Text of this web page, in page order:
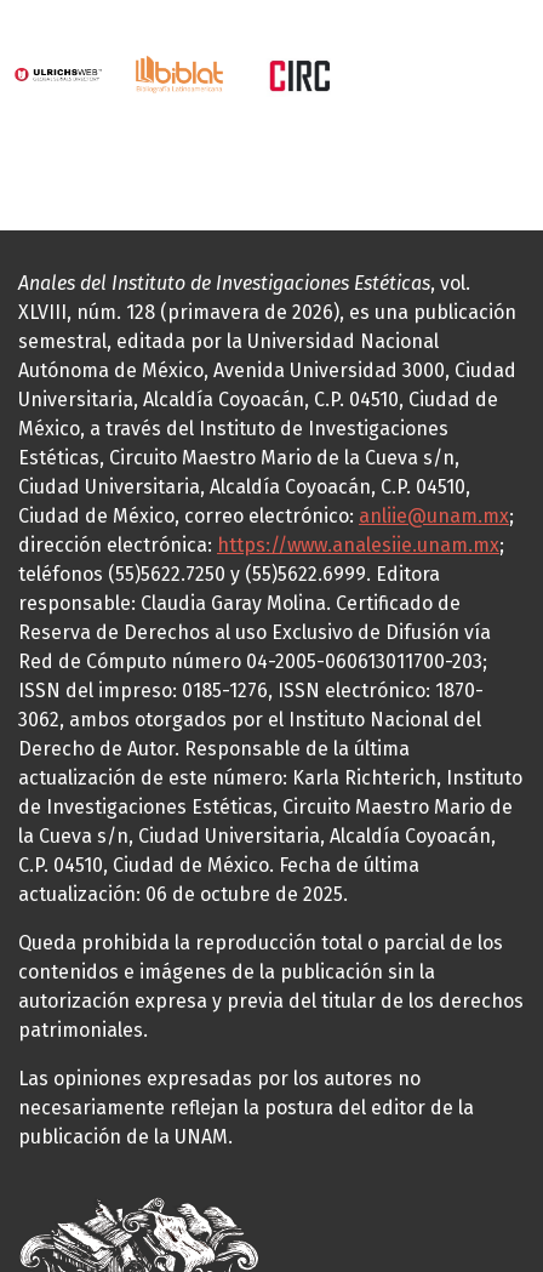
Anales del Instituto de Investigaciones Estéticas, vol.
XLVIII, núm. 128 (primavera de 2026), es una publicación
semestral, editada por la Universidad Nacional
Autónoma de México, Avenida Universidad 3000, Ciudad
Universitaria, Alcaldía Coyoacán, C.P. 04510, Ciudad de
México, a través del Instituto de Investigaciones
Estéticas, Circuito Maestro Mario de la Cueva s/n,
Ciudad Universitaria, Alcaldía Coyoacán, C.P. 04510,
Ciudad de México, correo electrónico: anliie@unam.mx;
dirección electrónica: https://www.analesiie.unam.mx;
teléfonos (55)5622.7250 y (55)5622.6999. Editora
responsable: Claudia Garay Molina. Certificado de
Reserva de Derechos al uso Exclusivo de Difusión vía
Red de Cómputo número 04-2005-060613011700-203;
ISSN del impreso: 0185-1276, ISSN electrónico: 1870-
3062, ambos otorgados por el Instituto Nacional del
Derecho de Autor. Responsable de la última
actualización de este número: Karla Richterich, Instituto
de Investigaciones Estéticas, Circuito Maestro Mario de
la Cueva s/n, Ciudad Universitaria, Alcaldía Coyoacán,
C.P. 04510, Ciudad de México. Fecha de última
actualización: 06 de octubre de 2025.
Queda prohibida la reproducción total o parcial de los
contenidos e imágenes de la publicación sin la
autorización expresa y previa del titular de los derechos
patrimoniales.
Las opiniones expresadas por los autores no
necesariamente reflejan la postura del editor de la
publicación de la UNAM.